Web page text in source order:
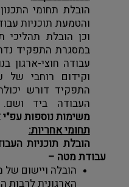
העבודה ביד
משימות נוספות עפ"י
תחומי אחריות:
עבודת מטה –